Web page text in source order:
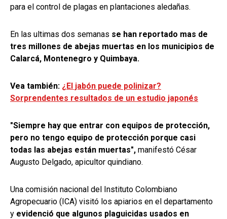
para el control de plagas en plantaciones aledañas.
En las ultimas dos semanas se han reportado mas de
tres millones de abejas muertas en los municipios de
Calarcá, Montenegro y Quimbaya.
Vea también: ¿El jabón puede polinizar?
Sorprendentes resultados de un estudio japonés
"Siempre hay que entrar con equipos de protección,
pero no tengo equipo de protección porque casi
todas las abejas están muertas", manifestó César
Augusto Delgado, apicultor quindiano.
Una comisión nacional del Instituto Colombiano
Agropecuario (ICA) visitó los apiarios en el departamento
y evidenció que algunos plaguicidas usados en